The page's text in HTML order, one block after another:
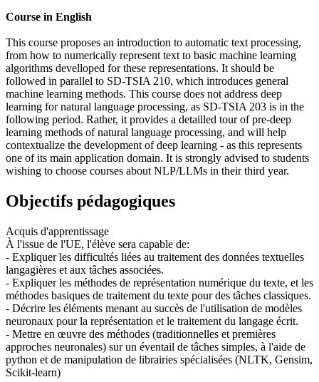
Course in English
This course proposes an introduction to automatic text processing,
from how to numerically represent text to basic machine learning
algorithms develloped for these representations. It should be
followed in parallel to SD-TSIA 210, which introduces general
machine learning methods. This course does not address deep
learning for natural language processing, as SD-TSIA 203 is in the
following period. Rather, it provides a detailled tour of pre-deep
learning methods of natural language processing, and will help
contextualize the development of deep learning - as this represents
one of its main application domain. It is strongly advised to students
wishing to choose courses about NLP/LLMs in their third year.
Objectifs pédagogiques
Acquis d'apprentissage
À l'issue de l'UE, l'élève sera capable de:
- Expliquer les difficultés liées au traitement des données textuelles
langagières et aux tâches associées.
- Expliquer les méthodes de représentation numérique du texte, et les
méthodes basiques de traitement du texte pour des tâches classiques.
- Décrire les éléments menant au succès de l'utilisation de modèles
neuronaux pour la représentation et le traitement du langage écrit.
- Mettre en œuvre des méthodes (traditionnelles et premières
approches neuronales) sur un éventail de tâches simples, à l'aide de
python et de manipulation de librairies spécialisées (NLTK, Gensim,
Scikit-learn)